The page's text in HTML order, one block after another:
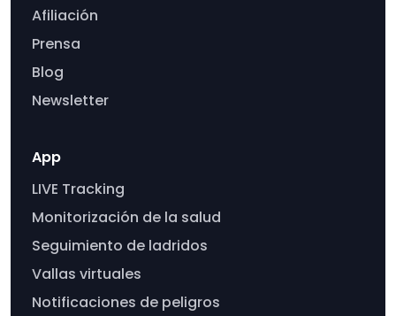
Afiliación
Prensa
Blog
Newsletter
App
LIVE Tracking
Monitorización de la salud
Seguimiento de ladridos
Vallas virtuales
Notificaciones de peligros